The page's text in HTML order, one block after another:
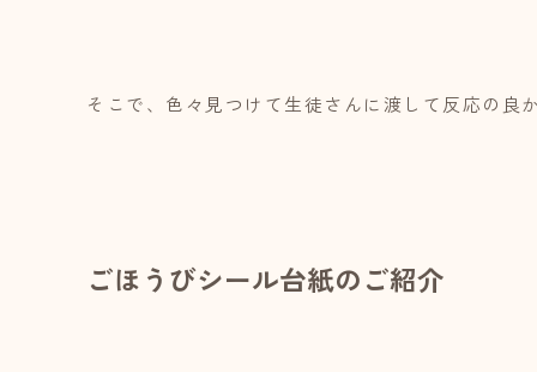
そこで、色々見つけて生徒さんに渡して反応の良
ごほうびシール台紙のご紹介